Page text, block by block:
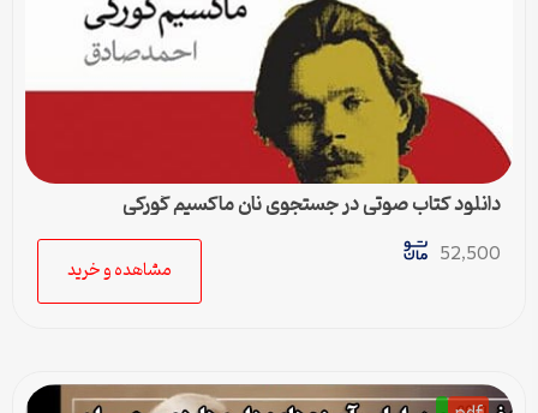
دانلود کتاب صوتی در جستجوی نان ماکسیم گورکی
52,500
مشاهده و خرید